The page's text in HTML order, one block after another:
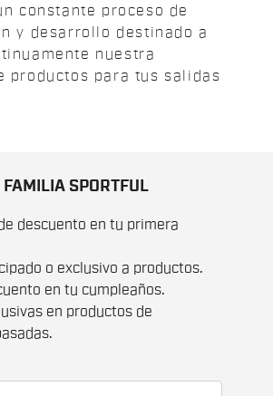
constante proceso de
y desarrollo destinado a
nuestra
productos para tus salidas
SPORTFUL
descuento en tu primera
o exclusivo a productos.
en tu cumpleaños.
en productos de